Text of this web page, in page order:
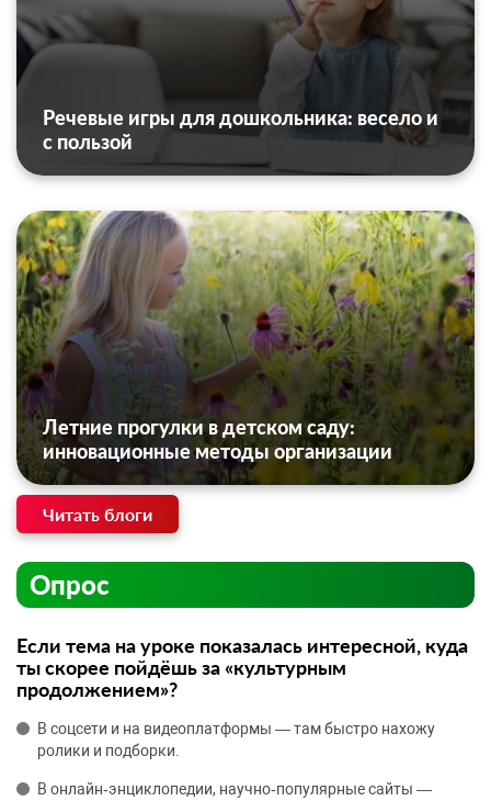
Речевые игры для дошкольника: весело и
с пользой
Летние прогулки в детском саду:
инновационные методы организации
Читать блоги
Опрос
Если тема на уроке показалась интересной, куда
ты скорее пойдёшь за «культурным
продолжением»?
В соцсети и на видеоплатформы — там быстро нахожу
ролики и подборки.
В онлайн‑энциклопедии, научно‑популярные сайты —